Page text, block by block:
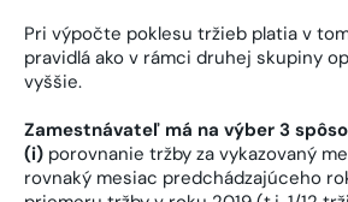
Pri výpočte poklesu tržieb platia v
pravidlá ako v rámci druhej skupiny
vyššie.
Zamestnávateľ má na výber 3
(i) porovnanie tržby za vykazovaný
rovnaký mesiac predchádzajúceho